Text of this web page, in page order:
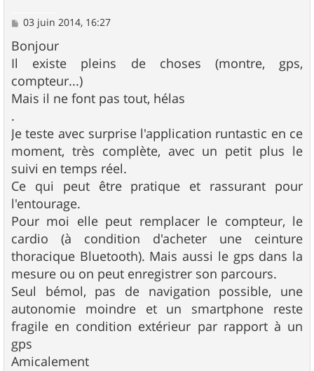
M
s
s
g
e
03 juin 2014, 16:27
Bonjour
Il existe pleins de choses (montre, gps,
compteur...)
Mais il ne font pas tout, hélas
.
Je teste avec surprise l'application runtastic en ce
moment, très complète, avec un petit plus le
suivi en temps réel.
Ce qui peut être pratique et rassurant pour
l'entourage.
Pour moi elle peut remplacer le compteur, le
cardio (à condition d'acheter une ceinture
thoracique Bluetooth). Mais aussi le gps dans la
mesure ou on peut enregistrer son parcours.
Seul bémol, pas de navigation possible, une
autonomie moindre et un smartphone reste
fragile en condition extérieur par rapport à un
gps
Amicalement